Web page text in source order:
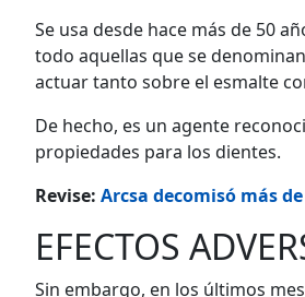
Se usa desde hace más de 50
todo aquellas que se
actuar tanto sobre el esmalte
De hecho, es un agente
propiedades para los dientes.
Revise: Arcsa decomisó más
EFECTOS
Sin embargo, en los últimos